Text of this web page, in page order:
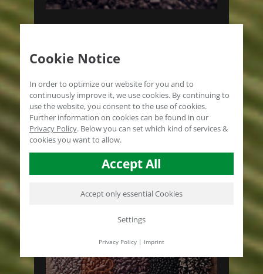
APLICACIÓN EN EL SUELO
El microbioma como
clave del objetivo.
SELECCIÓN DE PRODUCTOS
Cookie Notice
In order to optimize our website for you and to
continuously improve it, we use cookies. By continuing to
use the website, you consent to the use of cookies.
Further information on cookies can be found in our
Privacy Policy. Below you can set which kind of services &
cookies you want to allow.
Accept All
Accept only essential Cookies
Settings
Privacy Policy| Imprint